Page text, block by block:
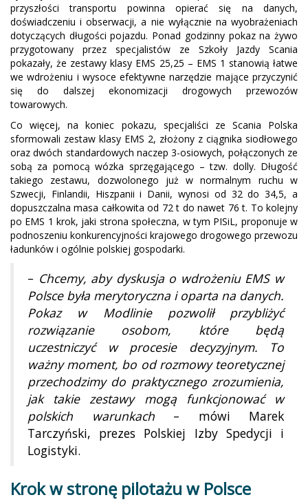
przyszłości transportu powinna opierać się na danych,
doświadczeniu i obserwacji, a nie wyłącznie na wyobrażeniach
dotyczących długości pojazdu. Ponad godzinny pokaz na żywo
przygotowany przez specjalistów ze Szkoły Jazdy Scania
pokazały, że zestawy klasy EMS 25,25 – EMS 1 stanowią łatwe
we wdrożeniu i wysoce efektywne narzędzie mające przyczynić
się do dalszej ekonomizacji drogowych przewozów
towarowych.
Co więcej, na koniec pokazu, specjaliści ze Scania Polska
sformowali zestaw klasy EMS 2, złożony z ciągnika siodłowego
oraz dwóch standardowych naczep 3-osiowych, połączonych ze
sobą za pomocą wózka sprzęgającego – tzw. dolly. Długość
takiego zestawu, dozwolonego już w normalnym ruchu w
Szwecji, Finlandii, Hiszpanii i Danii, wynosi od 32 do 34,5, a
dopuszczalna masa całkowita od 72 t do nawet 76 t. To kolejny
po EMS 1 krok, jaki strona społeczna, w tym PISiL, proponuje w
podnoszeniu konkurencyjności krajowego drogowego przewozu
ładunków i ogólnie polskiej gospodarki.
– Chcemy, aby dyskusja o wdrożeniu EMS w
Polsce była merytoryczna i oparta na danych.
Pokaz w Modlinie pozwolił przybliżyć
rozwiązanie osobom, które będą
uczestniczyć w procesie decyzyjnym. To
ważny moment, bo od rozmowy teoretycznej
przechodzimy do praktycznego zrozumienia,
jak takie zestawy mogą funkcjonować w
polskich warunkach – mówi Marek
Tarczyński, prezes Polskiej Izby Spedycji i
Logistyki.
Krok w stronę pilotażu w Polsce